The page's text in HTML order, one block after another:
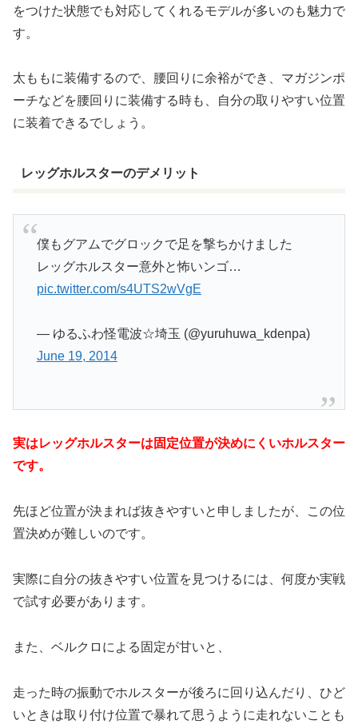
をつけた状態でも対応してくれるモデルが多いのも魅力で
す。
太ももに装備するので、腰回りに余裕ができ、マガジンポ
ーチなどを腰回りに装備する時も、自分の取りやすい位置
に装着できるでしょう。
レッグホルスターのデメリット
僕もグアムでグロックで足を撃ちかけました
レッグホルスター意外と怖いンゴ…
pic.twitter.com/s4UTS2wVgE
— ゆるふわ怪電波☆埼玉 (@yuruhuwa_kdenpa)
June 19, 2014
実はレッグホルスターは固定位置が決めにくいホルスター
です。
先ほど位置が決まれば抜きやすいと申しましたが、この位
置決めが難しいのです。
実際に自分の抜きやすい位置を見つけるには、何度か実戦
で試す必要があります。
また、ベルクロによる固定が甘いと、
走った時の振動でホルスターが後ろに回り込んだり、ひど
いときは取り付け位置で暴れて思うように走れないことも